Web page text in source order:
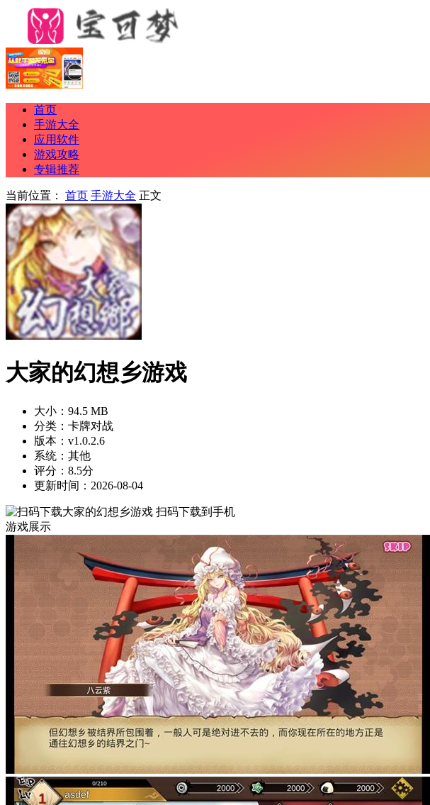
首页
手游大全
应用软件
游戏攻略
专辑推荐
当前位置： 首页 手游大全 正文
大家的幻想乡游戏
大小：94.5 MB
分类：卡牌对战
版本：v1.0.2.6
系统：其他
评分：8.5分
更新时间：2026-08-04
扫码下载到手机
游戏展示